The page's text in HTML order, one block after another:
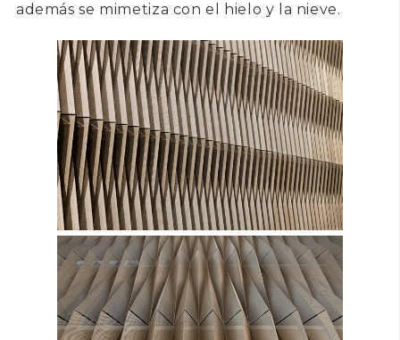
además se mimetiza con el hielo y la nieve.